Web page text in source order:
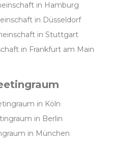
in Hamburg
in Düsseldorf
in Stuttgart
in Frankfurt am Main
in Köln
in Berlin
in München